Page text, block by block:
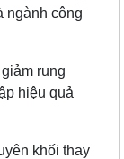
ngành công
rung
hiệu quả
khối thay